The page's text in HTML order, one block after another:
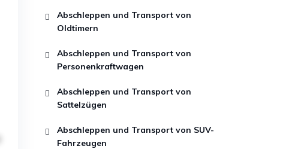
Abschleppen und Transport von
Oldtimern
Abschleppen und Transport von
Personenkraftwagen
Abschleppen und Transport von
Sattelzügen
Abschleppen und Transport von SUV-
Fahrzeugen